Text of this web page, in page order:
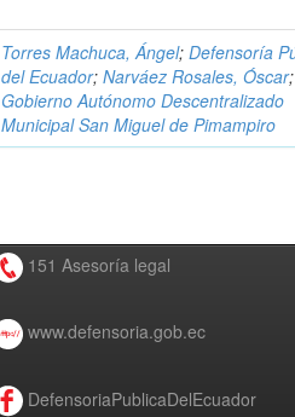
Torres Machuca, Ángel;Defensoría
del Ecuador;Narváez Rosales, Óscar;
Gobierno Autónomo Descentralizado
Municipal San Miguel de Pimampiro
151 Asesoría legal
www.defensoria.gob.ec
DefensoriaPublicaDelEcuador